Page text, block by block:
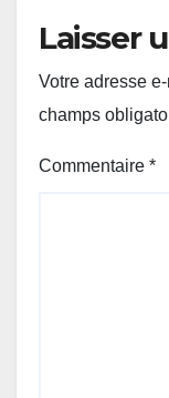
Laisser
Votre adresse
champs
Commentaire *